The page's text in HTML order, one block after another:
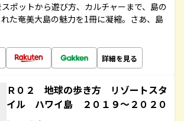
ポットから遊び方、カルチャーまで、島の
た奄美大島の魅力を1冊に凝縮。さあ、島
詳細を見る
Ｒ０２ 地球の歩き方 リゾートスタ
イル ハワイ島 ２０１９～２０２０